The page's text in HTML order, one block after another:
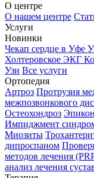
О центре
О нашем центре
Услуги
Новинки
Чекап сердце в Уфе
Холтеровское ЭКГ
Узи Все услуги
Ортопедия
Артроз Протрузия
межпозвонкового
Остеохондроз
Импиджмент
Миозиты
дипроспаном
методов лечения
анализ лечения